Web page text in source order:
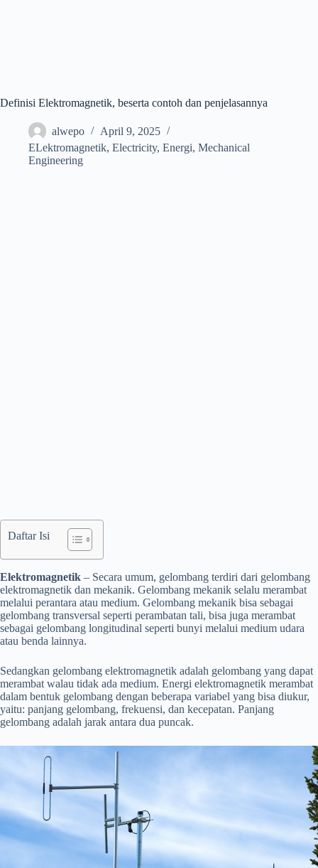
Definisi Elektromagnetik, beserta contoh dan penjelasannya
alwepo
April 9, 2025
ELektromagnetik, Electricity, Energi, Mechanical
Engineering
Daftar Isi
Elektromagnetik – Secara umum, gelombang terdiri dari gelombang
elektromagnetik dan mekanik. Gelombang mekanik selalu merambat
melalui perantara atau medium. Gelombang mekanik bisa sebagai
gelombang transversal seperti perambatan tali, bisa juga merambat
sebagai gelombang longitudinal seperti bunyi melalui medium udara
atau benda lainnya.
Sedangkan gelombang elektromagnetik adalah gelombang yang dapat
merambat walau tidak ada medium. Energi elektromagnetik merambat
dalam bentuk gelombang dengan beberapa variabel yang bisa diukur,
yaitu: panjang gelombang, frekuensi, dan kecepatan. Panjang
gelombang adalah jarak antara dua puncak.